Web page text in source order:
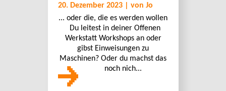
20. Dezember 2023 | von Jo
... oder die, die es werden wollen
Du leitest in deiner Offenen
Werkstatt Workshops an oder
gibst Einweisungen zu
Maschinen? Oder du machst das
noch nich...